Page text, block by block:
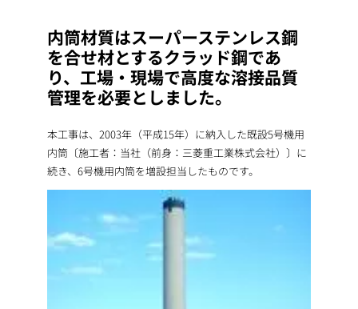
内筒材質はスーパーステンレス鋼
を合せ材とするクラッド鋼であ
り、工場・現場で高度な溶接品質
管理を必要としました。
本工事は、2003年（平成15年）に納入した既設5号機用
内筒〔施工者：当社（前身：三菱重工業株式会社）〕に
続き、6号機用内筒を増設担当したものです。